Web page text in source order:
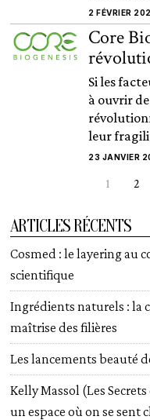
2 FÉVRIER
Core
Si les
à ouvrir
leur
23 JANVIER
1 2
ARTICLES RÉCENTS
Cosmed : le layering au
scientifique
Ingrédients naturels : la
maîtrise des filières
Les lancements beauté
Kelly Massol (Les
un espace où on se sent